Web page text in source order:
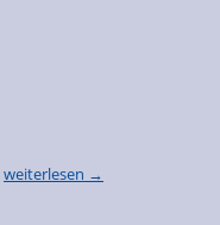
weiterlesen →